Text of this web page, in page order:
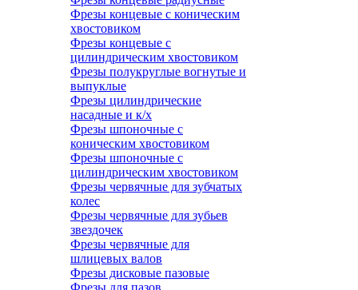
Фрезы концевые с коническим
хвостовиком
Фрезы концевые с
цилиндрическим хвостовиком
Фрезы полукруглые вогнутые и
выпуклые
Фрезы цилиндрические
насадные и к/х
Фрезы шпоночные с
коническим хвостовиком
Фрезы шпоночные с
цилиндрическим хвостовиком
Фрезы червячные для зубчатых
колес
Фрезы червячные для зубьев
звездочек
Фрезы червячные для
шлицевых валов
Фрезы дисковые пазовые
Фрезы для пазов